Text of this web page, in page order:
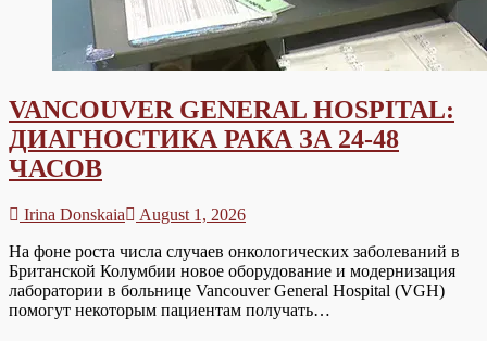
VANCOUVER GENERAL HOSPITAL:
ДИАГНОСТИКА РАКА ЗА 24-48
ЧАСОВ
Irina Donskaia
August 1, 2026
На фоне роста числа случаев онкологических заболеваний в
Британской Колумбии новое оборудование и модернизация
лаборатории в больнице Vancouver General Hospital (VGH)
помогут некоторым пациентам получать…